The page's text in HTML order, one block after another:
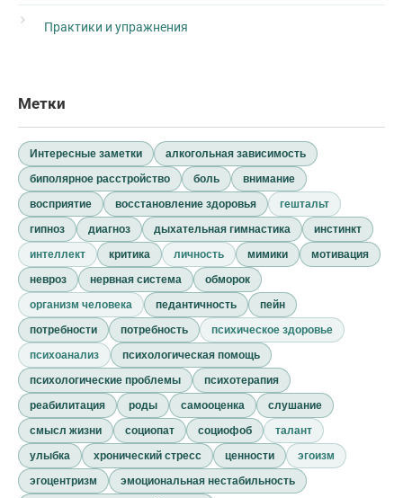
Практики и упражнения
Метки
Интересные заметки
алкогольная зависимость
биполярное расстройство
боль
внимание
восприятие
восстановление здоровья
гештальт
гипноз
диагноз дыхательная гимнастика
инстинкт
интеллект
критика личность мимики
мотивация
невроз
нервная система
обморок
организм человека
педантичность
пейн
потребности
потребность
психическое здоровье
психоанализ
психологическая помощь
психологические проблемы
психотерапия
реабилитация
роды самооценка
слушание
смысл жизни
социопат социофоб
талант
улыбка
хронический стресс ценности
эгоизм
эгоцентризм
эмоциональная нестабильность